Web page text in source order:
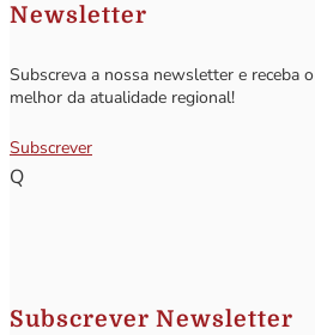
Newsletter
Subscreva a nossa newsletter e receba o
melhor da atualidade regional!
Subscrever
Q
Subscrever Newsletter